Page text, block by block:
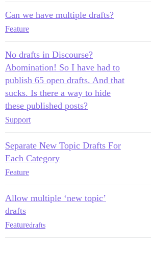
Can we have multiple drafts?
Feature
No drafts in Discourse?
Abomination! So I have had to
publish 65 open drafts. And that
sucks. Is there a way to hide
these published posts?
Support
Separate New Topic Drafts For
Each Category
Feature
Allow multiple ‘new topic’
drafts
Featuredrafts